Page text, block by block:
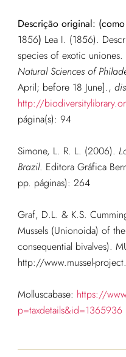
Descrição original: (como
1856) Lea I. (1856).
species of exotic uniones.
Natural Sciences of
April; before 18 June].,
http://
página(s): 94
Simone, L. R. L. (2006).
Brazil. Editora Gráfica
pp. páginas): 264
Graf, D.L. & K.S.
Mussels (Unionoida) of
consequential bivalves).
http://www.mussel-
Molluscabase: https://
p=taxdetails&id=1365936